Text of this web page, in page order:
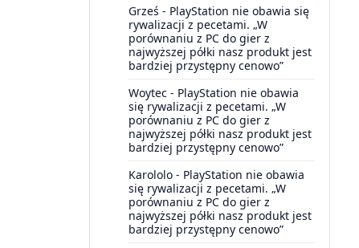
Grześ - PlayStation nie obawia się
rywalizacji z pecetami. „W
porównaniu z PC do gier z
najwyższej półki nasz produkt jest
bardziej przystępny cenowo”
Woytec - PlayStation nie obawia
się rywalizacji z pecetami. „W
porównaniu z PC do gier z
najwyższej półki nasz produkt jest
bardziej przystępny cenowo”
Karololo - PlayStation nie obawia
się rywalizacji z pecetami. „W
porównaniu z PC do gier z
najwyższej półki nasz produkt jest
bardziej przystępny cenowo”